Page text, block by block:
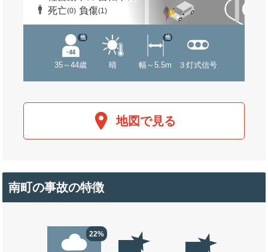
死亡(0) 負傷(1)
35～44歳
他
晴 幅～5.5m
他
３灯式信号
地図で見る
南町の事故の特徴
22%